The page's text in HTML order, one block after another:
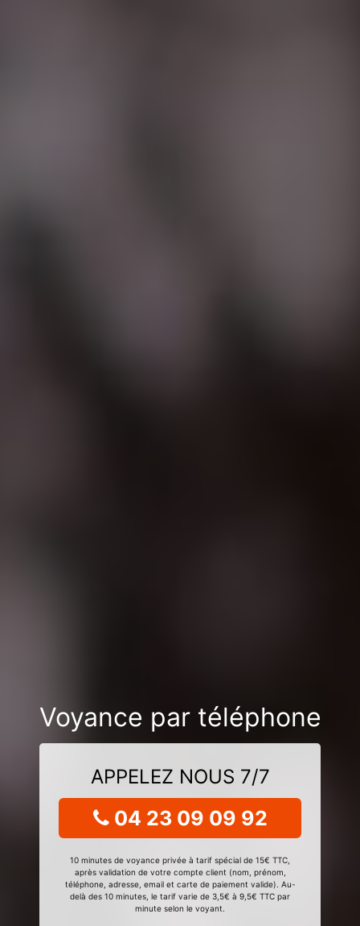
Voyance par téléphone
APPELEZ NOUS 7/7
04 23 09 09 92
10 minutes de voyance privée à tarif spécial de 15€ TTC,
après validation de votre compte client (nom, prénom,
téléphone, adresse, email et carte de paiement valide). Au-
delà des 10 minutes, le tarif varie de 3,5€ à 9,5€ TTC par
minute selon le voyant.